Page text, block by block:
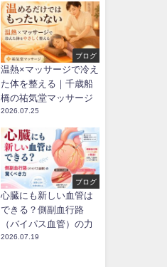
ブログ
温熱×マッサージで冷え
た体を整える｜千歳船
橋の祐気堂マッサージ
2026.07.25
ブログ
心臓にも新しい血管は
できる？側副血行路
（バイパス血管）の力
2026.07.19